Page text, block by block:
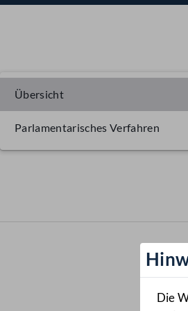
Die
Übersicht
Parlamentarisches Verfahren